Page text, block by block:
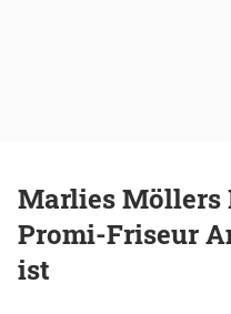
Marlies Möllers
Promi-Friseur
ist